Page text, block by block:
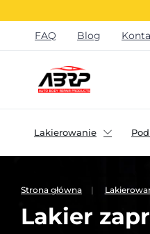
FAQ Blog
Lakierowanie
Strona główna
Lakier